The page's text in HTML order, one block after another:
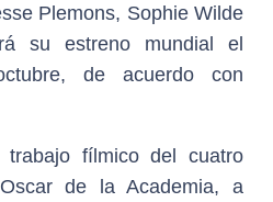
Plemons, Sophie Wilde
su estreno mundial el
de acuerdo con
fílmico del cuatro
de la Academia, a